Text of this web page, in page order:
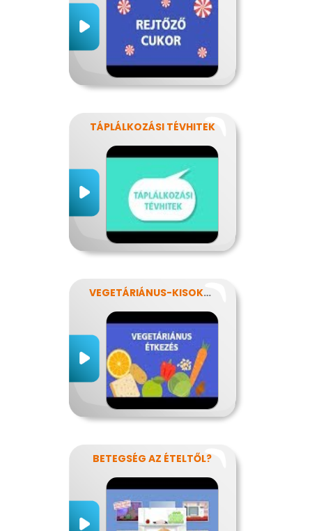
TÁPLÁLKOZÁSI TÉVHITEK
VEGETÁRIÁNUS-KISOKOS
BETEGSÉG AZ ÉTELTŐL?